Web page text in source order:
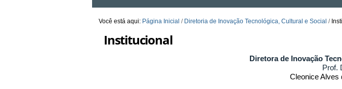
Você está aqui: Página Inicial / Diretoria de Inovação Tecnológica, Cultural e Social /
Institucional
Diretora de Inovação
Prof.
Cleonice Alves